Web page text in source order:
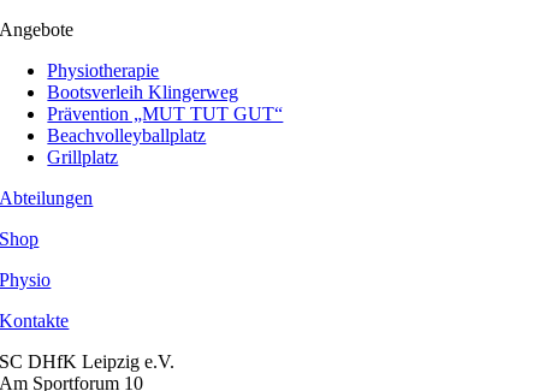
Angebote
Physiotherapie
Bootsverleih Klingerweg
Prävention „MUT TUT GUT“
Beachvolleyballplatz
Grillplatz
Abteilungen
Shop
Physio
Kontakte
SC DHfK Leipzig e.V.
Am Sportforum 10